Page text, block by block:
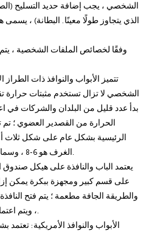
الشخصي ، يجب إضافة حديد التسليح
الذي يتجاوز طولًا معينًا. البطانة) ، يسمى
وفقًا لخصائص الملفات الشخصية ،
تتميز الأبواب والنوافذ ذات
الشخصي لا تزال تستخدم مثبتات حرارة
بدأ عدد قليل من البلدان والشركات في
الحرارة من القصدير العضوي ؛
الرئيسية بشكل عام على شكل ثلاث
الغرف هو 6-8 ، وسماكة الجدار بشكل عام 2.5-3.0 مم.
يعتمد الباب والنافذة على هيكل
على قسم كبير ومجهزة ببكرة يمكن
والطريقة الجافة مطعمة ؛ يتم فتح
، ويتم اعتماد عدد صغير من النوافذ المنزلقة.
الأبواب والنوافذ الأمريكية: